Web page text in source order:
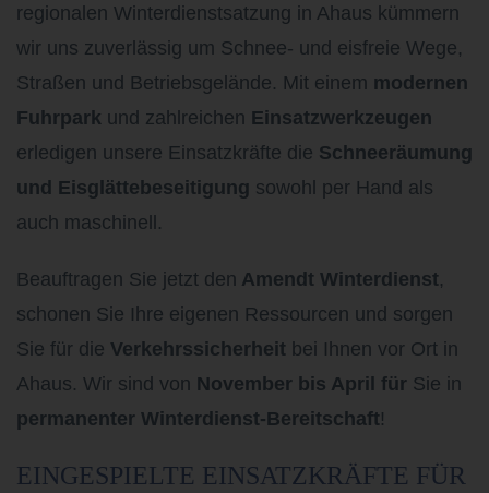
regionalen Winterdienstsatzung in Ahaus kümmern
wir uns zuverlässig um Schnee- und eisfreie Wege,
Straßen und Betriebsgelände. Mit einem modernen
Fuhrpark und zahlreichen Einsatzwerkzeugen
erledigen unsere Einsatzkräfte die Schneeräumung
und Eisglättebeseitigung sowohl per Hand als
auch maschinell.
Beauftragen Sie jetzt den Amendt Winterdienst,
schonen Sie Ihre eigenen Ressourcen und sorgen
Sie für die Verkehrssicherheit bei Ihnen vor Ort in
Ahaus. Wir sind von November bis April für Sie in
permanenter Winterdienst-Bereitschaft!
EINGESPIELTE EINSATZKRÄFTE FÜR